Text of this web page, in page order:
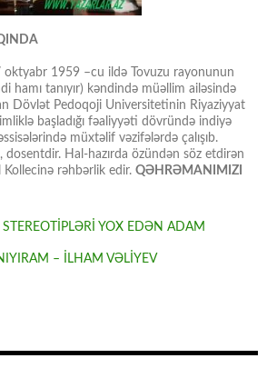
oktyabr 1959 –cu ildə Tovuzu rayonunun
hamı tanıyır) kəndində müəllim ailəsində
Dövlət Pedoqoji Universitetinin Riyaziyyat
başladığı fəaliyyəti dövründə indiyə
müxtəlif vəzifələrdə çalışıb.
dosentdir. Hal-hazırda özündən söz etdirən
Kollecinə rəhbərlik edir. QƏHRƏMANIMIZI
STEREOTİPLƏRİ YOX EDƏN ADAM
– İLHAM VƏLİYEV